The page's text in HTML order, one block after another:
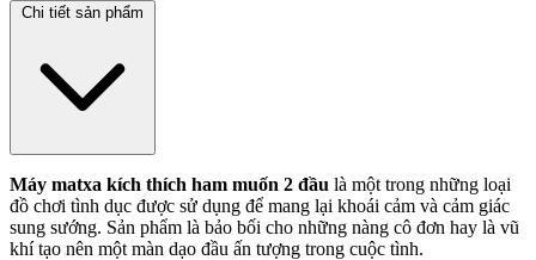
Chi tiết sản phẩm
Máy matxa kích thích ham muốn 2 đầu là một trong những loại
đồ chơi tình dục được sử dụng để mang lại khoái cảm và cảm giác
sung sướng. Sản phẩm là bảo bối cho những nàng cô đơn hay là vũ
khí tạo nên một màn dạo đầu ấn tượng trong cuộc tình.